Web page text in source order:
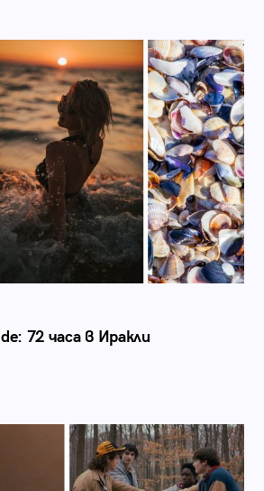
72 часа в Иракли